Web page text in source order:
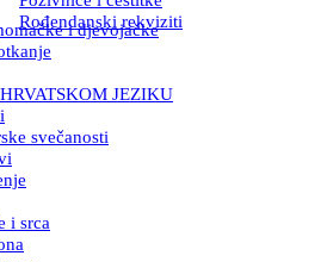
i djevojačke
Rođendanski rekviziti
JEZIKU
svečanosti
i srca